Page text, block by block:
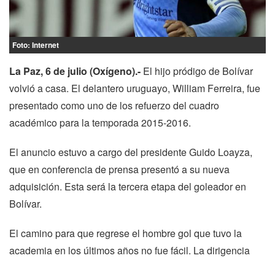
Foto: Internet
La Paz, 6 de julio (Oxígeno).- El hijo pródigo de Bolívar
volvió a casa. El delantero uruguayo, William Ferreira, fue
presentado como uno de los refuerzo del cuadro
académico para la temporada 2015-2016.
El anuncio estuvo a cargo del presidente Guido Loayza,
que en conferencia de prensa presentó a su nueva
adquisición. Esta será la tercera etapa del goleador en
Bolívar.
El camino para que regrese el hombre gol que tuvo la
academia en los últimos años no fue fácil. La dirigencia